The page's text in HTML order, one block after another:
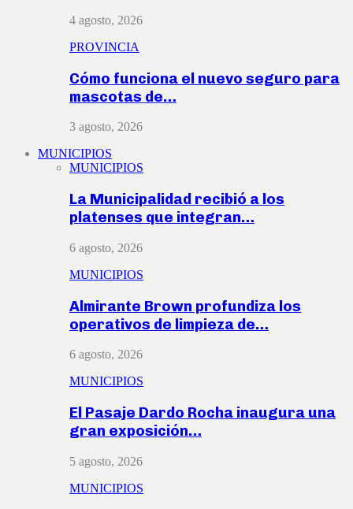
4 agosto, 2026
PROVINCIA
Cómo funciona el nuevo seguro para
mascotas de…
3 agosto, 2026
MUNICIPIOS
MUNICIPIOS
La Municipalidad recibió a los
platenses que integran…
6 agosto, 2026
MUNICIPIOS
Almirante Brown profundiza los
operativos de limpieza de…
6 agosto, 2026
MUNICIPIOS
El Pasaje Dardo Rocha inaugura una
gran exposición…
5 agosto, 2026
MUNICIPIOS